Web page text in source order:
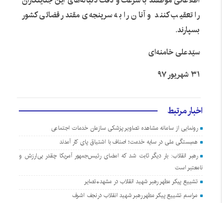
را تعقیب کنند و آنان را به سرپنجه‌ی مقتدر قضائی کشور
بسپارند.
سیّدعلی خامنه‌ای
۳۱ شهریور ۹۷
اخبار مرتبط
رونمایی از سامانه مشاهده تصاویر پزشکی سازمان خدمات اجتماعی
همبستگی ملی در سایه خدمت؛ اصناف با اشتیاق پای کار آمدند
رهبر انقلاب: بار دیگر ثابت شد که امضای رئیس‌جمهور آمریکا چقدر بی‌ارزش و
نامعتبر است
تشییع پیکر مطهر رهبر شهید انقلاب در مشهد+تصایر
مراسم تشییع پیکر مطهر رهبر شهید انقلاب درنجف اشرف